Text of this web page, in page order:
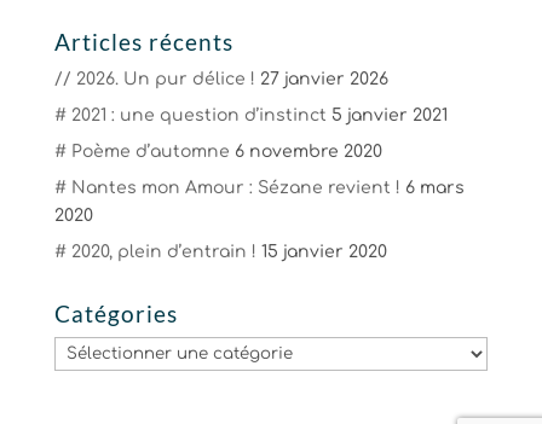
Articles récents
// 2026. Un pur délice ! 27 janvier 2026
# 2021 : une question d’instinct 5 janvier 2021
# Poème d’automne 6 novembre 2020
# Nantes mon Amour : Sézane revient ! 6 mars
2020
# 2020, plein d’entrain ! 15 janvier 2020
Catégories
Catégories